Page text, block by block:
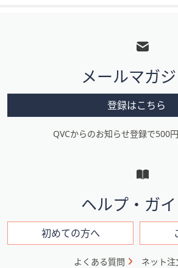
メ
ニ
ン
メールマガ
登録はこちら
QVCからのお知らせ登録で500
ヘルプ・ガ
初めての方へ
よくある質問 ネット